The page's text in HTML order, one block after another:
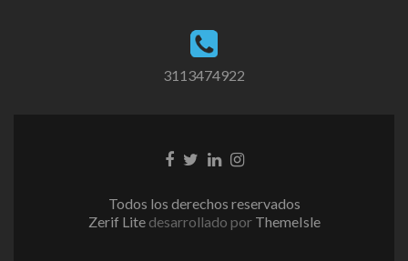
3113474922
Enlace
EnlaceEnlaceEnlace
Todos los derechos reservados
Zerif Lite desarrollado por ThemeIsle